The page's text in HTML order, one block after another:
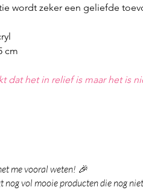
wordt zeker een geliefde
cm
dat het in relief is maar het is
me vooral weten! 🎉
vol mooie producten die nog